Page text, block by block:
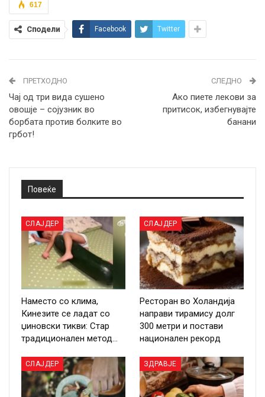
617
Сподели Facebook Twitter
ПРЕТХОДНО
Чај од три вида сушено
овошје – сојузник во
борбата против болките во
грбот!
СЛЕДНО
Ако пиете лекови за
притисок, избегнувајте
банани
Повеќе
СЛАЈДЕР
Наместо со клима,
Кинезите се ладат со
џиновски тикви: Стар
традиционален метод…
СЛАЈДЕР
Ресторан во Холандија
направи тирамису долг
300 метри и постави
национален рекорд
СЛАЈДЕР ЗДРАВЈЕ